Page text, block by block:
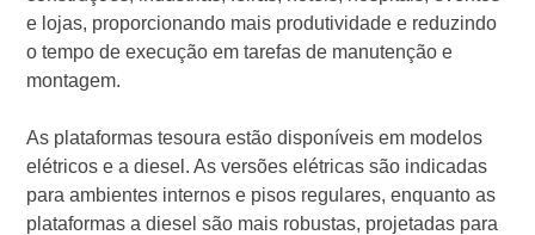
e lojas, proporcionando mais produtividade e reduzindo
o tempo de execução em tarefas de manutenção e
montagem.
As plataformas tesoura estão disponíveis em modelos
elétricos e a diesel. As versões elétricas são indicadas
para ambientes internos e pisos regulares, enquanto as
plataformas a diesel são mais robustas, projetadas para